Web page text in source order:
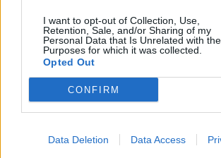
I want to opt-out of Collection, Use,
Retention, Sale, and/or Sharing of my
Personal Data that Is Unrelated with the
Purposes for which it was collected.
Opted Out
CONFIRM
Data Deletion Data Access
— Matteo Salvini
2026